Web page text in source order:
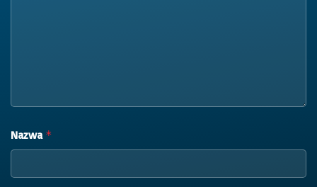
Nazwa *